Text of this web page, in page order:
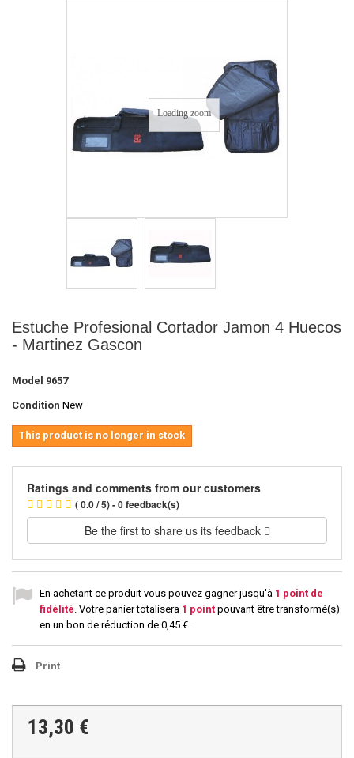
Loading zoom
Estuche Profesional Cortador Jamon 4 Huecos
- Martinez Gascon
Model 9657
Condition New
This product is no longer in stock
Ratings and comments from our customers
( 0.0 / 5) - 0 feedback(s)
Be the first to share us its feedback
En achetant ce produit vous pouvez gagner jusqu'à 1 point de
fidélité. Votre panier totalisera 1 point pouvant être transformé(s)
en un bon de réduction de 0,45 €.
Print
13,30 €